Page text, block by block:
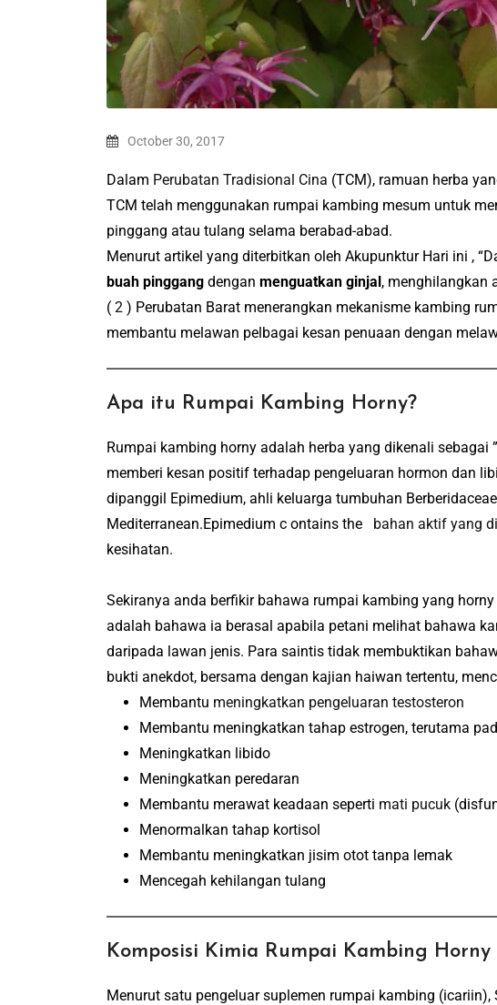
October 30, 2017
Dalam Perubatan Tradisional Cina (TCM), ramuan herba
TCM telah menggunakan rumpai kambing mesum untuk
pinggang atau tulang selama berabad-abad.
Menurut artikel yang diterbitkan oleh Akupunktur Hari ini ,
buah pinggang dengan menguatkan ginjal, menghilangkan
( 2 ) Perubatan Barat menerangkan mekanisme kambing
membantu melawan pelbagai kesan penuaan dengan
Apa itu Rumpai Kambing Horny?
Rumpai kambing horny adalah herba yang dikenali sebagai ”
memberi kesan positif terhadap pengeluaran hormon dan
dipanggil Epimedium, ahli keluarga tumbuhan
Mediterranean.Epimedium c ontains the bahan aktif yang
kesihatan.
Sekiranya anda berfikir bahawa rumpai kambing yang
adalah bahawa ia berasal apabila petani melihat bahawa
daripada lawan jenis. Para saintis tidak membuktikan
bukti anekdot, bersama dengan kajian haiwan tertentu,
Membantu meningkatkan pengeluaran testosteron
Membantu meningkatkan tahap estrogen, terutama
Meningkatkan libido
Meningkatkan peredaran
Membantu merawat keadaan seperti mati pucuk
Menormalkan tahap kortisol
Membantu meningkatkan jisim otot tanpa lemak
Mencegah kehilangan tulang
Komposisi Kimia Rumpai Kambing Horny
Menurut satu pengeluar suplemen rumpai kambing